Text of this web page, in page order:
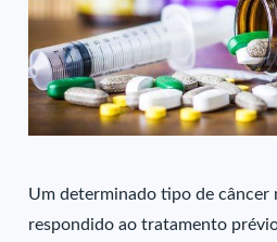
Um determinado tipo de câncer
respondido ao tratamento